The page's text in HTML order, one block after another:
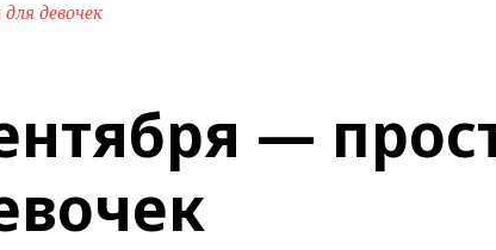
девочек
—